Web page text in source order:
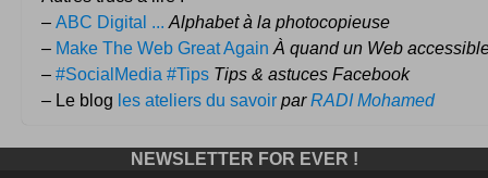
– ABC Digital ... Alphabet à la photocopieuse
– Make The Web Great Again À quand un Web
– #SocialMedia #Tips Tips & astuces Facebook
– Le blog les ateliers du savoir parRADI Mohamed
NEWSLETTER FOR EVER !